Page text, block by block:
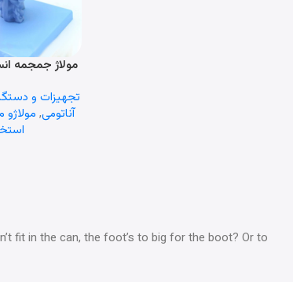
اطلاعات بیشتر
مولاژ جمجمه انسان
تجهیزات و
آناتومی,
fit in the can, the foot’s to big for the boot? Or to